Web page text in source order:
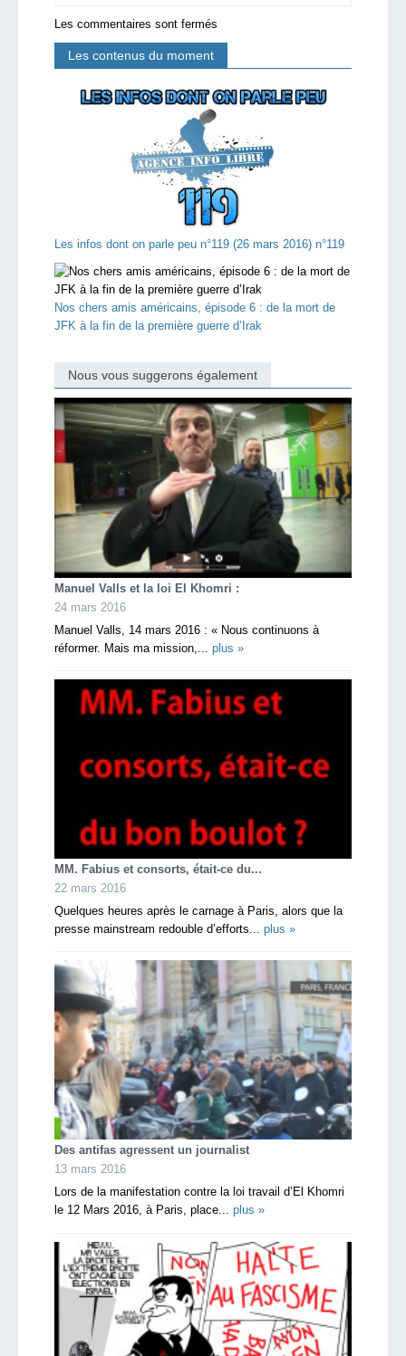
Les commentaires sont fermés
Les contenus du moment
Les infos dont on parle peu n°119 (26 mars 2016) n°119
Nos chers amis américains, épisode 6 : de la mort de
JFK à la fin de la première guerre d’Irak
Nous vous suggerons également
Manuel Valls et la loi El Khomri :
24 mars 2016
Manuel Valls, 14 mars 2016 : « Nous continuons à
réformer. Mais ma mission,... plus »
MM. Fabius et consorts, était-ce du...
22 mars 2016
Quelques heures après le carnage à Paris, alors que la
presse mainstream redouble d’efforts... plus »
Des antifas agressent un journalist
13 mars 2016
Lors de la manifestation contre la loi travail d’El Khomri
le 12 Mars 2016, à Paris, place... plus »